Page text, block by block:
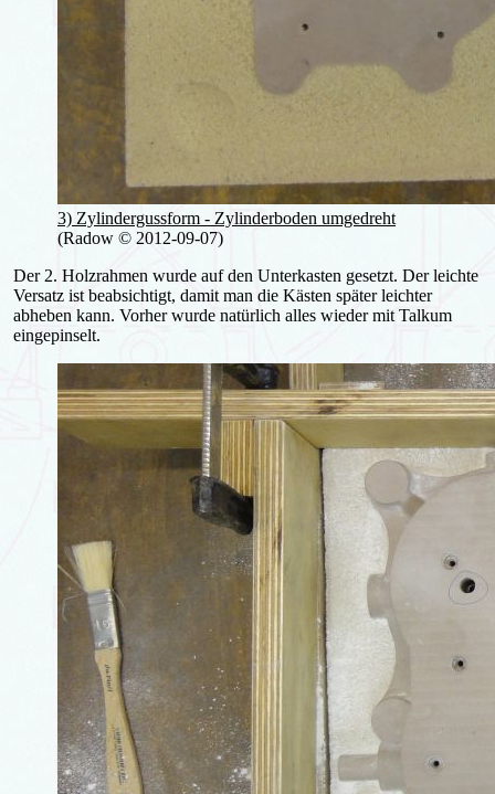
3) Zylindergussform - Zylinderboden umgedreht
(Radow © 2012-09-07)
Der 2. Holzrahmen wurde auf den Unterkasten gesetzt. Der leichte
Versatz ist beabsichtigt, damit man die Kästen später leichter
abheben kann. Vorher wurde natürlich alles wieder mit Talkum
eingepinselt.